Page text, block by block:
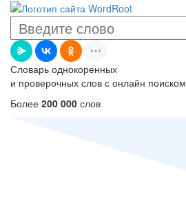
Словарь однокоренных
и проверочных слов с онлайн поиском
Более 200 000 слов